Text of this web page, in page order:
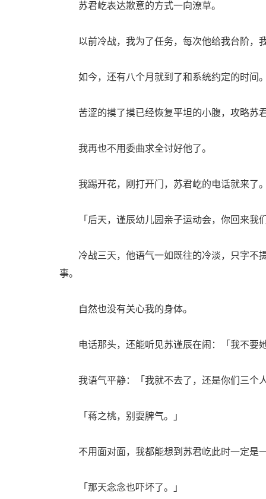
苏君屹表达歉意的方式一向潦草。
以前冷战，我为了任务，每次他给我台阶，
如今，还有八个月就到了和系统约定的时间
苦涩的摸了摸已经恢复平坦的小腹，攻略苏
我再也不用委曲求全讨好他了。
我踢开花，刚打开门，苏君屹的电话就来了
「后天，谨辰幼儿园亲子运动会，你回来我
冷战三天，他语气一如既往的冷淡，只字不
事。
自然也没有关心我的身体。
电话那头，还能听见苏谨辰在闹：「我不要
我语气平静：「我就不去了，还是你们三个
「蒋之桃，别耍脾气。」
不用面对面，我都能想到苏君屹此时一定是
「那天念念也吓坏了。」